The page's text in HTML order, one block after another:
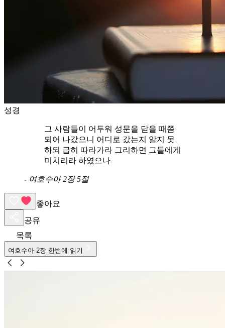
성경
그 사람들이 어두워 성문을 닫을 때쯤
되어 나갔으니 어디로 갔는지 알지 못
하되 급히 따라가라 그리하면 그들에게
미치리라 하였으나
- 여호수아 2장 5절
좋아요
공유
목록
여호수아 2장 한번에 읽기